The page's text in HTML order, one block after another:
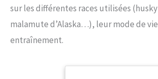
sur les différentes races utilisées
malamute d’Alaska…), leur mode de
entraînement.